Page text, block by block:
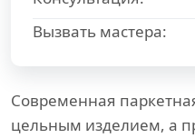
Современная
цельным изделием, а
Вызвать мастера: